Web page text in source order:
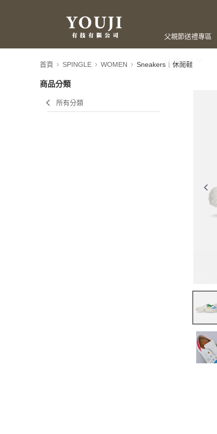
父親節送禮專區
LAHELLA
首頁 SPINGLE WOMEN Sneakers｜休閒鞋
商品分類
所有分類